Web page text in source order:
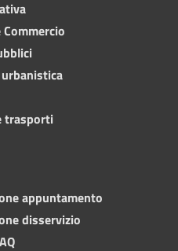
trasporti
appuntamento
disservizio